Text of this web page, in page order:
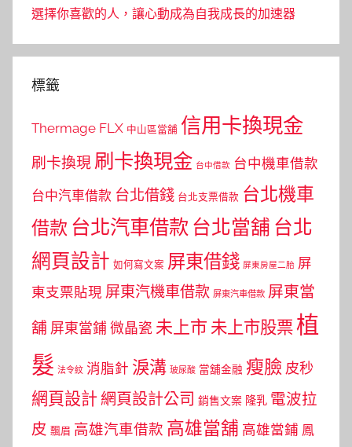
選擇你喜歡的人，讓心動成為自我成長的加速器
標籤
Thermage FLX 中山區當舖 信用卡換現金
刷卡換現 刷卡換現金 台中借款 台中機車借款
台中汽車借款 台北借錢 台北支票借款 台北機車
借款 台北汽車借款 台北當舖 台北
網頁設計 如何寫文案 屏東借錢 屏東房屋二胎 屏
東支票貼現 屏東汽機車借款 屏東汽車借款 屏東當
舖 屏東當鋪 微晶瓷 未上市 未上市股票植
髮 法令紋 消脂針 淚溝 玻尿酸 當舖金融 瘦臉 皮秒
網頁設計 網頁設計公司 銷售文案 隆乳 電波拉
皮 飄眉 高雄汽車借款 高雄當舖 高雄當鋪 鳳